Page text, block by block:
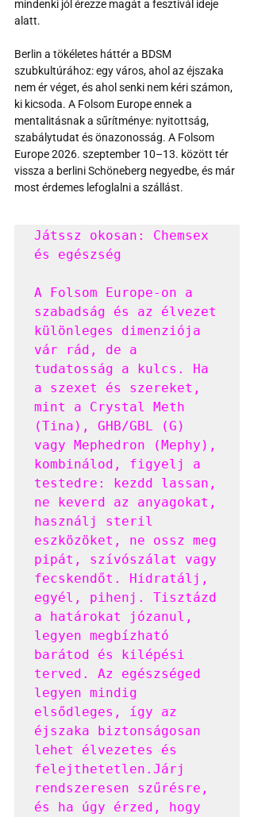
mindenki jól érezze magát a fesztivál ideje
alatt.
Berlin a tökéletes háttér a BDSM
szubkultúrához: egy város, ahol az éjszaka
nem ér véget, és ahol senki nem kéri számon,
ki kicsoda. A Folsom Europe ennek a
mentalitásnak a sűrítménye: nyitottság,
szabálytudat és önazonosság. A Folsom
Europe 2026. szeptember 10–13. között tér
vissza a berlini Schöneberg negyedbe, és már
most érdemes lefoglalni a szállást.
Játssz okosan: Chemsex
és egészség
A Folsom Europe-on a
szabadság és az élvezet
különleges dimenziója
vár rád, de a
tudatosság a kulcs. Ha
a szexet és szereket,
mint a Crystal Meth
(Tina), GHB/GBL (G)
vagy Mephedron (Mephy),
kombinálod, figyelj a
testedre: kezdd lassan,
ne keverd az anyagokat,
használj steril
eszközöket, ne ossz meg
pipát, szívószálat vagy
fecskendőt. Hidratálj,
egyél, pihenj. Tisztázd
a határokat józanul,
legyen megbízható
barátod és kilépési
terved. Az egészséged
legyen mindig
elsődleges, így az
éjszaka biztonságosan
lehet élvezetes és
felejthetetlen.Járj
rendszeresen szűrésre,
és ha úgy érzed, hogy